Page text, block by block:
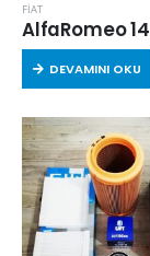
FİAT
DEVAMINI OKU